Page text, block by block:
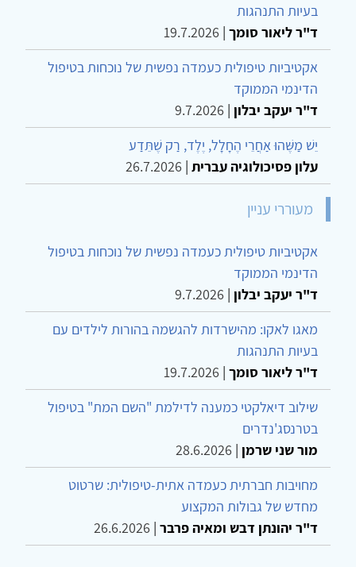
בעיות התנהגות
ד"ר ליאור סומך |
19.7.2026
אקטיביות טיפולית כעמדה נפשית של נוכחות בטיפול
הדינמי הממוקד
ד"ר יעקב יבלון |
9.7.2026
יֵשׁ מַשֶּׁהוּ אַחֲרֵי הֶחָלָל, יֶלֶד, רַק שֶׁתֵּדַע
עלון פסיכולוגיה עברית |
26.7.2026
מעוררי עניין
אקטיביות טיפולית כעמדה נפשית של נוכחות בטיפול
הדינמי הממוקד
ד"ר יעקב יבלון |
9.7.2026
מאגו לאקו: מהישרדות להגשמה בהורות לילדים עם
בעיות התנהגות
ד"ר ליאור סומך |
19.7.2026
שילוב דיאלקטי כמענה לדילמת "השם המת" בטיפול
בטרנסג'נדרים
מור שני שרמן |
28.6.2026
מחויבות חברתית כעמדה אתית-טיפולית: שרטוט
מחדש של גבולות המקצוע
ד"ר יהונתן דבש ומאיה פרבר |
26.6.2026